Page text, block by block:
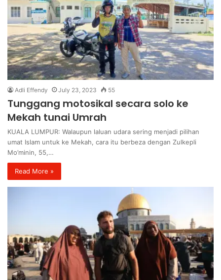
Adli Effendy July 23, 2023 55
Tunggang motosikal secara solo ke
Mekah tunai Umrah
KUALA LUMPUR: Walaupun laluan udara sering menjadi pilihan
umat Islam untuk ke Mekah, cara itu berbeza dengan Zulkepli
Mo’minin, 55,…
Read More »